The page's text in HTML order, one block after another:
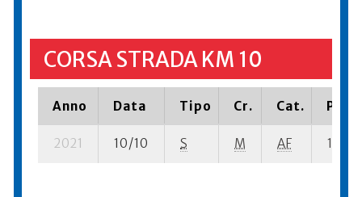
CORSA STRADA KM 10
Anno Data Tipo Cr. Cat.
2021 10/10 S M AF 12 su-